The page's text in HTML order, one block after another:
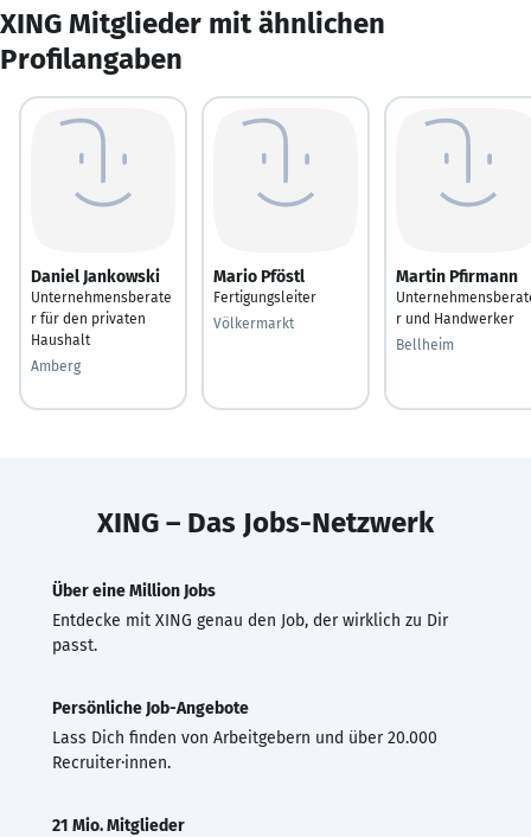
XING Mitglieder mit ähnlichen
Profilangaben
Daniel Jankowski
Unternehmensberate
r für den privaten
Haushalt
Amberg
Mario Pföstl
Fertigungsleiter
Völkermarkt
Martin Pfirmann
r und Handwerker
Bellheim
XING – Das Jobs-Netzwerk
Über eine Million Jobs
Entdecke mit XING genau den Job, der wirklich zu Dir
passt.
Persönliche Job-Angebote
Lass Dich finden von Arbeitgebern und über 20.000
Recruiter·innen.
21 Mio. Mitglieder